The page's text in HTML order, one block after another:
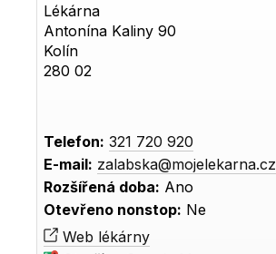
Lékárna
Antonína Kaliny 90
Kolín
280 02
Telefon: 321 720 920
E-mail: zalabska@mojelekarna.cz
Rozšířená doba: Ano
Otevřeno nonstop: Ne
Web lékárny